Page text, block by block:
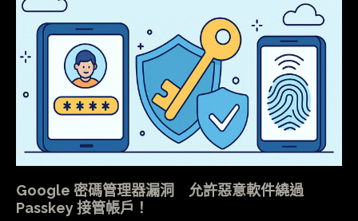
Google 密碼管理器漏洞 允許惡意軟件繞過
Passkey 接管帳戶！